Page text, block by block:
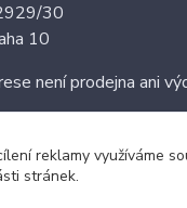
30
10
není prodejna ani
reklamy využíváme
stránek.